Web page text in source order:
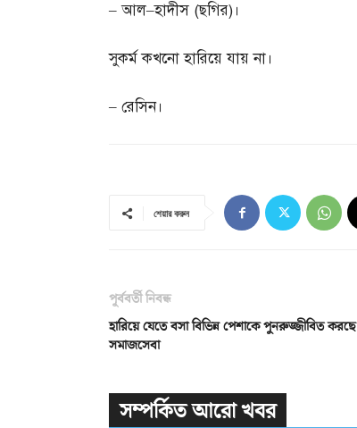
–আল–হাদীস (ছগির)।
সুকর্ম কখনো হারিয়ে যায় না।
– রেসিন।
শেয়ার করুন
পূর্ববর্তী নিবন্ধ
হারিয়ে যেতে বসা বিভিন্ন পেশাকে পুনরুজ্জীবিত করছে
সমাজসেবা
সম্পর্কিত আরো খবর